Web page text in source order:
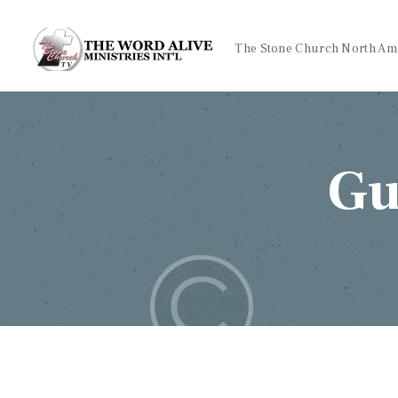
The Stone Church North